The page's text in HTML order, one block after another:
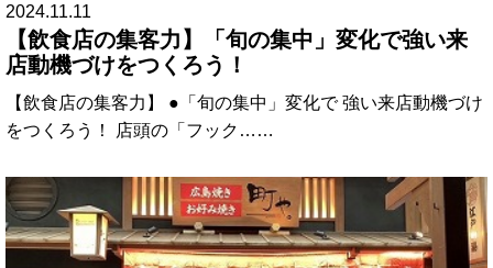
2024.11.11
【飲食店の集客力】「旬の集中」変化で強い来
店動機づけをつくろう！
【飲食店の集客力】 ●「旬の集中」変化で 強い来店動機づけ
をつくろう！ 店頭の「フック……